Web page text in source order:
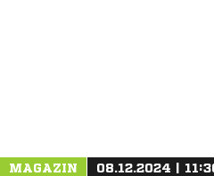
MAGAZIN 08.12.2024 |